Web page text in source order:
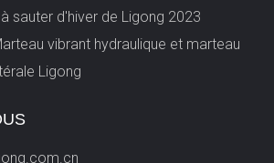
sauter d'hiver de Ligong 2023
vibrant hydraulique et marteau
Ligong